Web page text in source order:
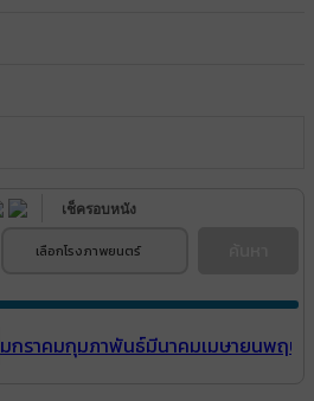
เช็ครอบหนัง
เลือกโรงภาพยนตร์
มกราคมกุมภาพันธ์มีนาคมเมษายนพฤษ